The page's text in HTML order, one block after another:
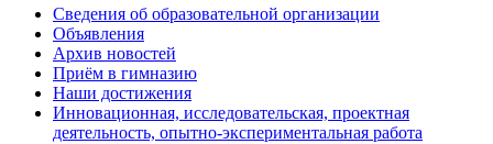
Сведения об образовательной организации
Объявления
Архив новостей
Приём в гимназию
Наши достижения
Инновационная, исследовательская, проектная
деятельность, опытно-экспериментальная работа